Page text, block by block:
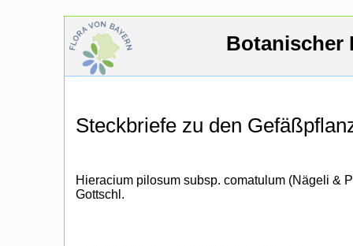
Botanischer
Steckbriefe zu den
Hieracium pilosum subsp. comatulum (Nägeli &
Gottschl.